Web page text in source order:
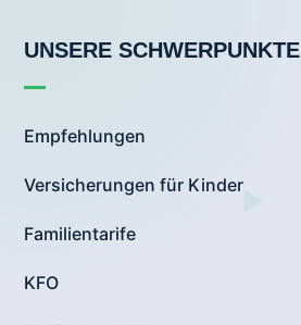
UNSERE SCHWERPUNKTE
Empfehlungen
Versicherungen für Kinder
Familientarife
KFO